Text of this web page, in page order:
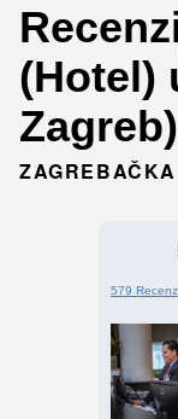
(Hotel)
579